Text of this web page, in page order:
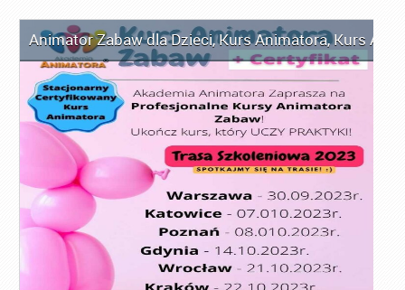
Animator Zabaw dla Dzieci,Kurs Animatora,Kurs